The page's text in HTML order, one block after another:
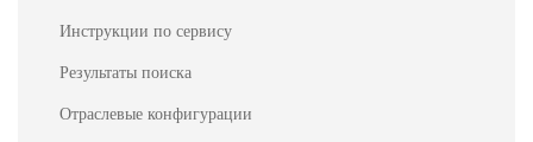
Инструкции по сервису
Результаты поиска
Отраслевые конфигурации